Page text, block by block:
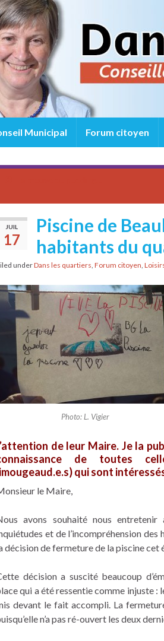
Municipal Forum citoyen
JUIL
17
Piscine de
habitants du
underDans les quartiers, Forum citoyen,
Photo: L. Vigier
de leur Maire. Je la
de toutes
qui sont
le Maire,
avons souhaité nous
et de l’incompréhension
décision de fermeture de la piscine cet
décision a suscité beaucoup
qui a été ressentie comme injuste :
devant le fait accompli. La
n’a pas ré-ouvert les deux